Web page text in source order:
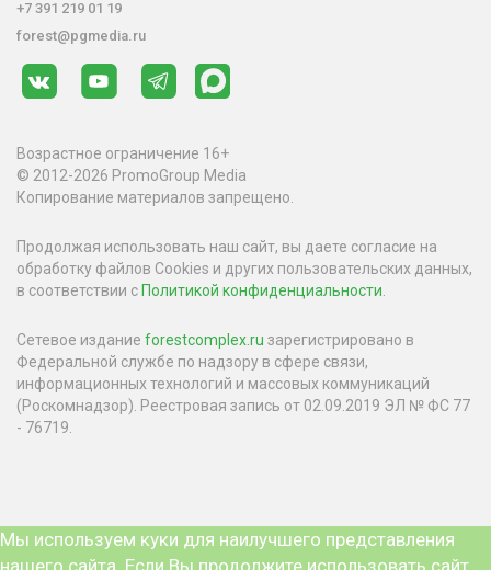
+7 391 219 01 19
forest@pgmedia.ru
Возрастное ограничение 16+
© 2012-2026 PromoGroup Media
Копирование материалов запрещено.
Продолжая использовать наш сайт, вы даете согласие на
обработку файлов Cookies и других пользовательских данных,
в соответствии сПолитикой конфиденциальности
Сетевое издание forestcomplex.ru зарегистрировано в
Федеральной службе по надзору в сфере связи,
информационных технологий и массовых коммуникаций
(Роскомнадзор). Реестровая запись от 02.09.2019 ЭЛ № ФС 77
- 76719.
Мы используем куки для наилучшего представления
нашего сайта. Если Вы продолжите использовать сайт,